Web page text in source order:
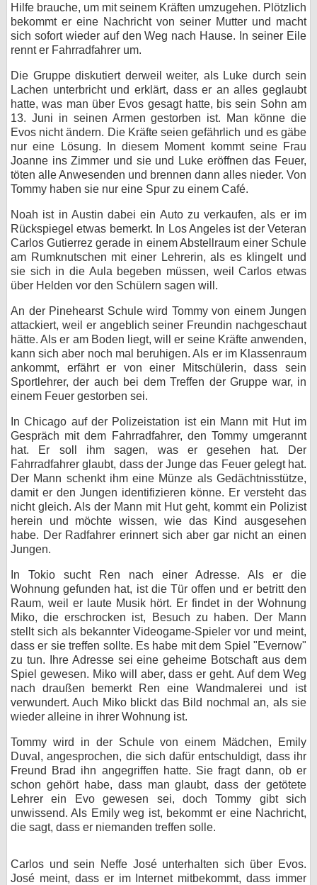
Hilfe brauche, um mit seinem Kräften umzugehen. Plötzlich
bekommt er eine Nachricht von seiner Mutter und macht
sich sofort wieder auf den Weg nach Hause. In seiner Eile
rennt er Fahrradfahrer um.
Die Gruppe diskutiert derweil weiter, als Luke durch sein
Lachen unterbricht und erklärt, dass er an alles geglaubt
hatte, was man über Evos gesagt hatte, bis sein Sohn am
13. Juni in seinen Armen gestorben ist. Man könne die
Evos nicht ändern. Die Kräfte seien gefährlich und es gäbe
nur eine Lösung. In diesem Moment kommt seine Frau
Joanne ins Zimmer und sie und Luke eröffnen das Feuer,
töten alle Anwesenden und brennen dann alles nieder. Von
Tommy haben sie nur eine Spur zu einem Café.
Noah ist in Austin dabei ein Auto zu verkaufen, als er im
Rückspiegel etwas bemerkt. In Los Angeles ist der Veteran
Carlos Gutierrez gerade in einem Abstellraum einer Schule
am Rumknutschen mit einer Lehrerin, als es klingelt und
sie sich in die Aula begeben müssen, weil Carlos etwas
über Helden vor den Schülern sagen will.
An der Pinehearst Schule wird Tommy von einem Jungen
attackiert, weil er angeblich seiner Freundin nachgeschaut
hätte. Als er am Boden liegt, will er seine Kräfte anwenden,
kann sich aber noch mal beruhigen. Als er im Klassenraum
ankommt, erfährt er von einer Mitschülerin, dass sein
Sportlehrer, der auch bei dem Treffen der Gruppe war, in
einem Feuer gestorben sei.
In Chicago auf der Polizeistation ist ein Mann mit Hut im
Gespräch mit dem Fahrradfahrer, den Tommy umgerannt
hat. Er soll ihm sagen, was er gesehen hat. Der
Fahrradfahrer glaubt, dass der Junge das Feuer gelegt hat.
Der Mann schenkt ihm eine Münze als Gedächtnisstütze,
damit er den Jungen identifizieren könne. Er versteht das
nicht gleich. Als der Mann mit Hut geht, kommt ein Polizist
herein und möchte wissen, wie das Kind ausgesehen
habe. Der Radfahrer erinnert sich aber gar nicht an einen
Jungen.
In Tokio sucht Ren nach einer Adresse. Als er die
Wohnung gefunden hat, ist die Tür offen und er betritt den
Raum, weil er laute Musik hört. Er findet in der Wohnung
Miko, die erschrocken ist, Besuch zu haben. Der Mann
stellt sich als bekannter Videogame-Spieler vor und meint,
dass er sie treffen sollte. Es habe mit dem Spiel "Evernow"
zu tun. Ihre Adresse sei eine geheime Botschaft aus dem
Spiel gewesen. Miko will aber, dass er geht. Auf dem Weg
nach draußen bemerkt Ren eine Wandmalerei und ist
verwundert. Auch Miko blickt das Bild nochmal an, als sie
wieder alleine in ihrer Wohnung ist.
Tommy wird in der Schule von einem Mädchen, Emily
Duval, angesprochen, die sich dafür entschuldigt, dass ihr
Freund Brad ihn angegriffen hatte. Sie fragt dann, ob er
schon gehört habe, dass man glaubt, dass der getötete
Lehrer ein Evo gewesen sei, doch Tommy gibt sich
unwissend. Als Emily weg ist, bekommt er eine Nachricht,
die sagt, dass er niemanden treffen solle.
Carlos und sein Neffe José unterhalten sich über Evos.
José meint, dass er im Internet mitbekommt, dass immer